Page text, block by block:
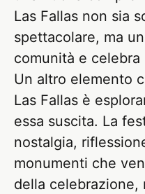
Las Fallas non sia
spettacolare, ma
comunità e celebra
Un altro elemento
Las Fallas è
essa suscita. La
nostalgia,
monumenti che
della celebrazione,